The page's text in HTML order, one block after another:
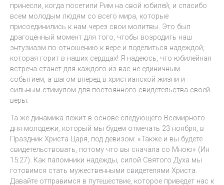
принесли, когда посетили Рим на свой юбилей, и спасибо
всем молодым людям со всего мира, которые
присоединились к нам через свои молитвы. Это был
драгоценный момент для того, чтобы возродить наш
энтузиазм по отношению к вере и поделиться надеждой,
которая горит в наших сердцах! Я надеюсь, что юбилейная
встреча станет для каждого из вас не единичным
событием, а шагом вперед в христианской жизни и
сильным стимулом для постоянного свидетельства своей
веры.
Та же динамика лежит в основе следующего Всемирного
дня молодежи, который мы будем отмечать 23 ноября, в
Праздник Христа Царя, под девизом: «Также и вы будете
свидетельствовать, потому что вы сначала со Мною» (Ин
15:27). Как паломники надежды, силой Святого Духа мы
готовимся стать мужественными свидетелями Христа.
Давайте отправимся в путешествие, которое приведет нас к